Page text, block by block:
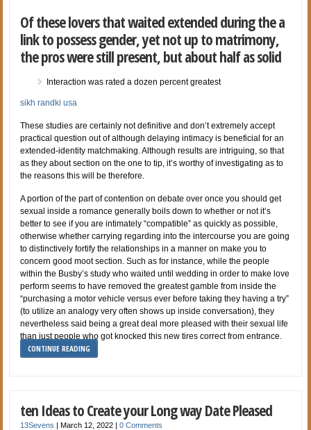
Of these lovers that waited extended during the a
link to possess gender, yet not up to matrimony,
the pros were still present, but about half as solid
Interaction was rated a dozen percent greatest
sikh randki usa
These studies are certainly not definitive and don’t extremely accept
practical question out of although delaying intimacy is beneficial for an
extended-identity matchmaking. Although results are intriguing, so that
as they about section on the one to tip, it’s worthy of investigating as to
the reasons this will be therefore.
A portion of the part of contention on debate over once you should get
sexual inside a romance generally boils down to whether or not it’s
better to see if you are intimately “compatible” as quickly as possible,
otherwise whether carrying regarding into the intercourse you are going
to distinctively fortify the relationships in a manner on make you to
concern good moot section. Such as for instance, while the people
within the Busby’s study who waited until wedding in order to make love
perform seems to have removed the greatest gamble from inside the
“purchasing a motor vehicle versus ever before taking they having a try”
(to utilize an analogy very often shows up inside conversation), they
nevertheless said being a great deal more pleased with their sexual life
than just people who got knocked this new tires correct from entrance.
CONTINUE READING
ten Ideas to Create your Long way Date Pleased
13Sevens |March 12, 2022 |0 Comments